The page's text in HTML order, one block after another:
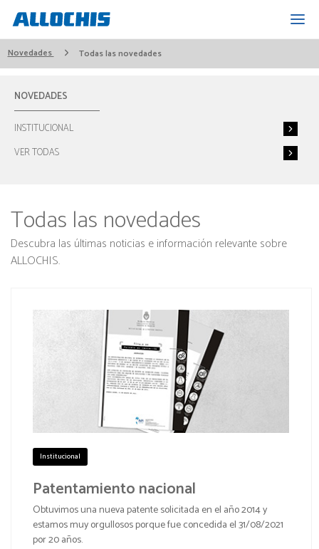
Novedades Todas las novedades
NOVEDADES
INSTITUCIONAL
VER TODAS
Todas las novedades
Descubra las últimas noticias e información relevante sobre
ALLOCHIS.
Institucional
Patentamiento nacional
Obtuvimos una nueva patente solicitada en el año 2014 y
estamos muy orgullosos porque fue concedida el 31/08/2021
por 20 años.